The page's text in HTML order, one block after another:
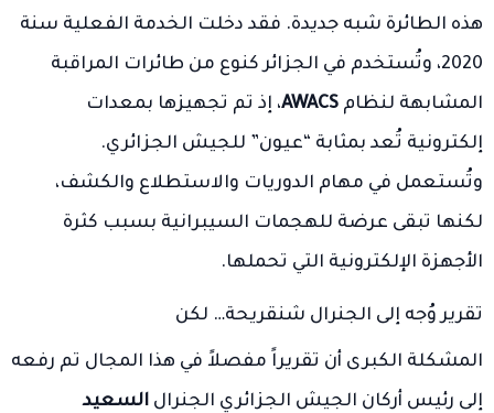
هذه الطائرة شبه جديدة. فقد دخلت الخدمة الفعلية سنة
2020، وتُستخدم في الجزائر كنوع من طائرات المراقبة
المشابهة لنظام AWACS، إذ تم تجهيزها بمعدات
إلكترونية تُعد بمثابة “عيون” للجيش الجزائري.
وتُستعمل في مهام الدوريات والاستطلاع والكشف،
لكنها تبقى عرضة للهجمات السيبرانية بسبب كثرة
الأجهزة الإلكترونية التي تحملها.
تقرير وُجه إلى الجنرال شنقريحة… لكن
المشكلة الكبرى أن تقريراً مفصلاً في هذا المجال تم رفعه
إلى رئيس أركان الجيش الجزائري الجنرال السعيد